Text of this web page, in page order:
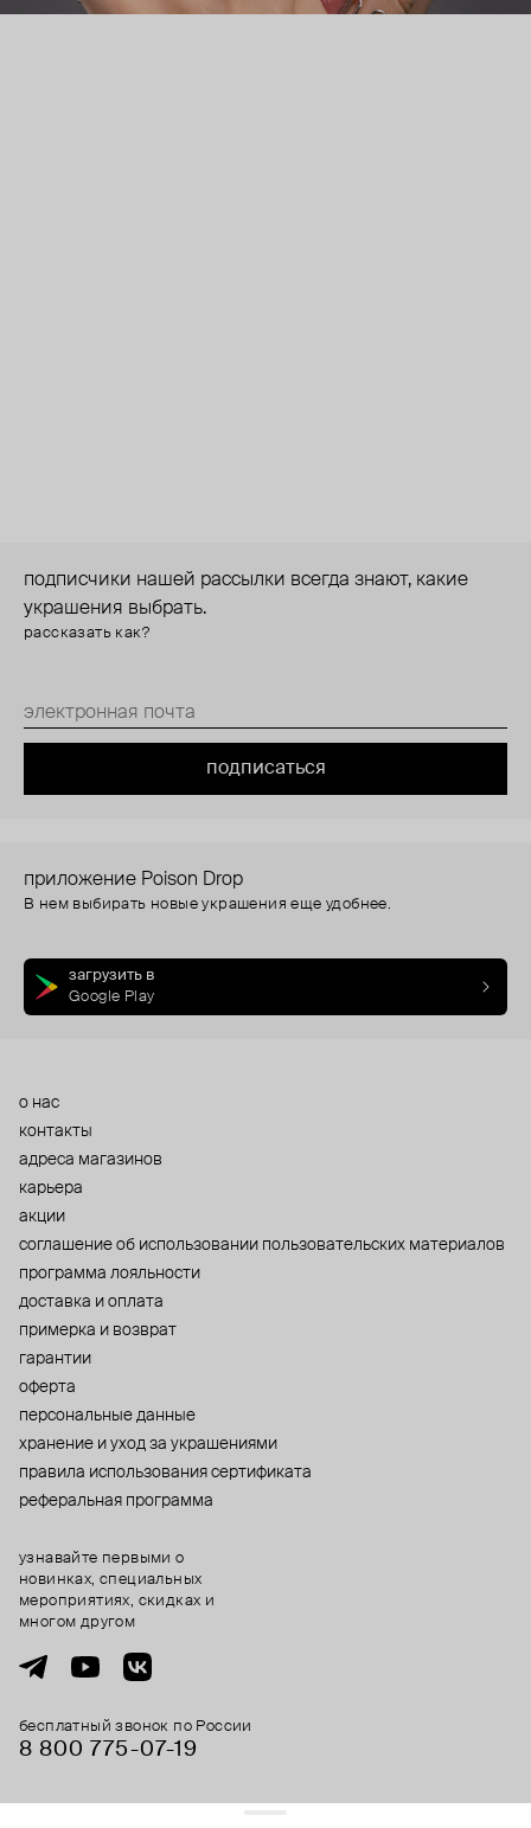
подписчики нашей рассылки всегда знают, какие
украшения выбрать.
рассказать как?
подписаться
приложение Poison Drop
В нем выбирать новые украшения еще удобнее.
загрузить в
Google Play
о нас
контакты
адреса магазинов
карьера
акции
cоглашение об использовании пользовательских материалов
программа лояльности
доставка и оплата
примерка и возврат
гарантии
оферта
персональные данные
хранение и уход за украшениями
правила использования сертификата
реферальная программа
бесплатный звонок по России
8 800 775⁠-07⁠-19
узнавайте первыми о
новинках, специальных
мероприятиях, скидках и
многом другом